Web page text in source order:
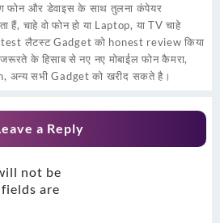
और डेवाइस के साथ तुलना कंपेयर
हैं, चाहे वो फोन हो या Laptop, या TV चाहे
लैटस्ट Gadget को honest review किया
के हिसाब से नए नए मोबाईल फोन कैमरा,
अन्य सभी Gadget को खरीद सकते है।
a Reply
not be
are